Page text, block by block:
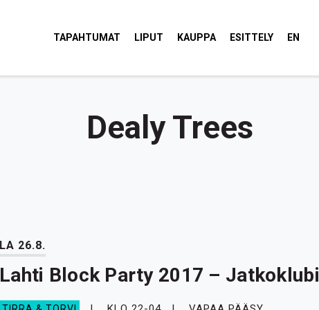
TAPAHTUMAT LIPUT KAUPPA ESITTELY EN
Dealy Trees
LA 26.8.
Lahti Block Party 2017 – Jatkoklubi